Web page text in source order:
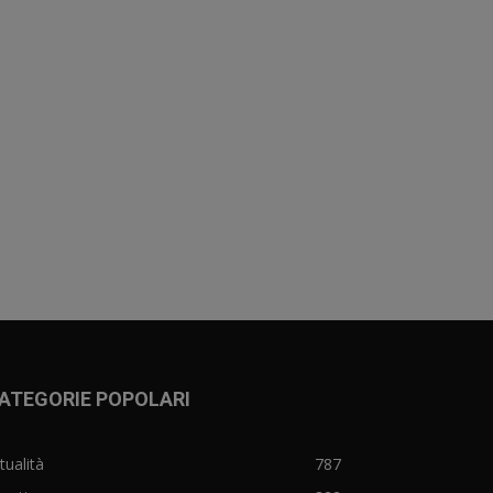
POPOLARI
787